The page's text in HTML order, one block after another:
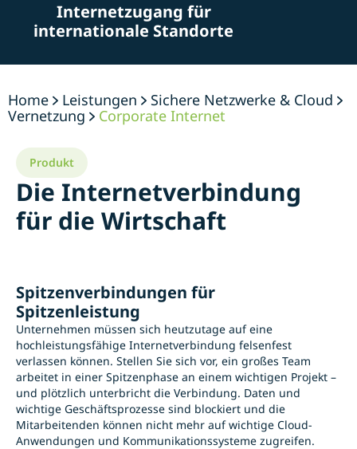
Internetzugang für
internationale Standorte
Home Leistungen
Sichere Netzwerke & Cloud
Vernetzung
Corporate Internet
Produkt
Die Internetverbindung
für die Wirtschaft
Spitzenverbindungen für
Spitzenleistung
Unternehmen müssen sich heutzutage auf eine
hochleistungsfähige Internetverbindung felsenfest
verlassen können. Stellen Sie sich vor, ein großes Team
arbeitet in einer Spitzenphase an einem wichtigen Projekt –
und plötzlich unterbricht die Verbindung. Daten und
wichtige Geschäftsprozesse sind blockiert und die
Mitarbeitenden können nicht mehr auf wichtige Cloud-
Anwendungen und Kommunikationssysteme zugreifen.